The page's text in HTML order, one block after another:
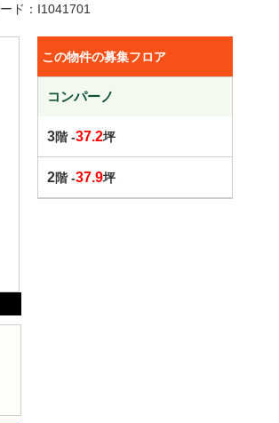
ド：I1041701
この物件の募集フロア
コンパーノ
3階 -37.2坪
2階 -37.9坪